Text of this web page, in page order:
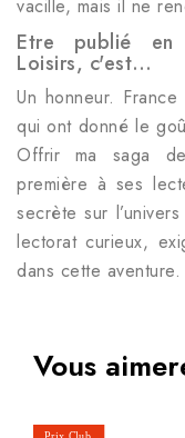
vacille, mais il ne
Etre publié en
Loisirs, c'est…
Un honneur.
qui ont donné le
Offrir ma saga de
première à ses
secrète sur
lectorat curieux,
dans cette
Vous